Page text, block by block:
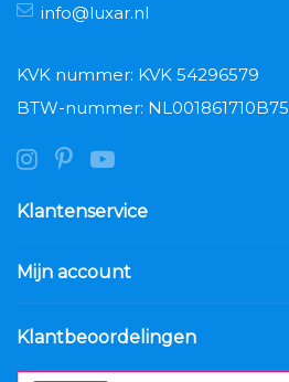
info@luxar.nl
KVK nummer: KVK 54296579
BTW-nummer: NL001861710B75
Klantenservice
Mijn account
Klantbeoordelingen